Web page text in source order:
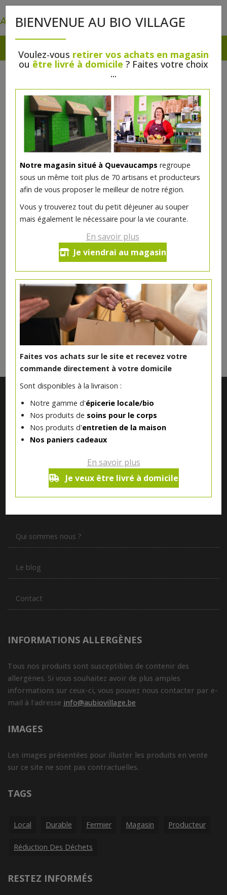
BIENVENUE AU BIO VILLAGE
Voulez-vous retirer vos achats en magasin
ou être livré à domicile ? Faites votre choix
...
Notre magasin situé à Quevaucamps regroupe
sous un même toit plus de 70 artisans et producteurs
afin de vous proposer le meilleur de notre région.
Vous y trouverez tout du petit déjeuner au souper
mais également le nécessaire pour la vie courante.
En savoir plus
Je viendrai au magasin
Faites vos achats sur le site et recevez votre
commande directement à votre domicile
Sont disponibles à la livraison :
Notre gamme d'épicerie locale/bio
Nos produits de soins pour le corps
Nos produits d'entretien de la maison
Nos paniers cadeaux
En savoir plus
Je veux être livré à domicile
CACAO
Epicerie>Petit déjeuner
Instant Energ Gula Java cacao kids and sportsbio 230g
MANNAVITA 12.35€/pc
- 1 pc +
12.35
Réception souhaitée le
Notre magasin situé à Quevaucamps réunit sous son toit les
Qui sommes nous ?
Le blog
Contact
INFORMATIONS ALLERGÈNES
Tous nos produits sont susceptibles de contenir des
allergènes. Si vous souhaitez avoir de plus amples
informations sur ceux-ci, vous pouvez nous contacter par e-
mail à l'adresse info@aubiovillage.be
IMAGES
Les images présentées pour illuster les produits en vente
sur ce site ne sont pas contractuelles.
TAGS
Local Durable Fermier Magasin Producteur
Réduction Des Déchets
RESTEZ INFORMÉS